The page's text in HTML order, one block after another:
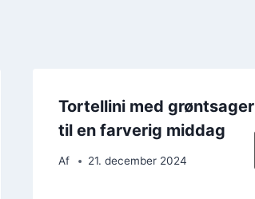
Tortellini med grøntsager
til en farverig middag
Af 21. december 2024